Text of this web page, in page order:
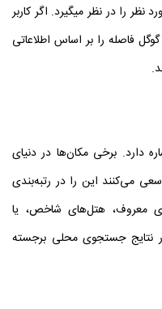
را در نظر میگیرد. اگر کاربر
فاصله را بر اساس اطلاعاتی
دارد. برخی مکان‌ها در دنیای
می‌کنند این را در رتبه‌بندی
معروف، هتل‌های شاخص، یا
نتایج جستجوی محلی برجسته